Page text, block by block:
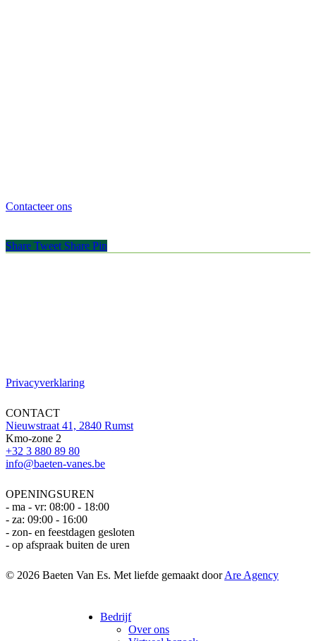
Contacteer ons
Share Tweet Share Pin
Privacyverklaring
CONTACT
Nieuwstraat 41, 2840 Rumst
Kmo-zone 2
+32 3 880 89 80
info@baeten-vanes.be
OPENINGSUREN
- ma - vr: 08:00 - 18:00
- za: 09:00 - 16:00
- zon- en feestdagen gesloten
- op afspraak buiten de uren
© 2026 Baeten Van Es. Met liefde gemaakt doorAre Agency
Bedrijf
Over ons